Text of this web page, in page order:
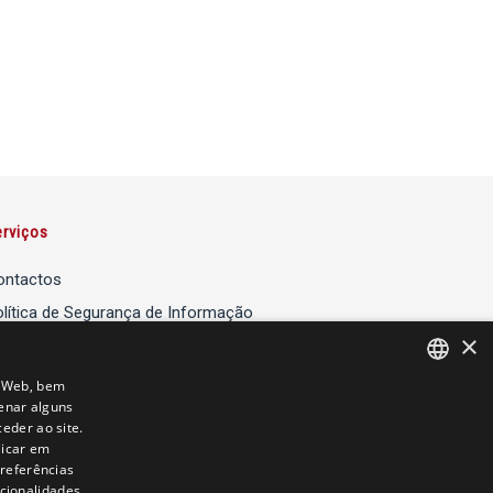
de Segurança de Informação
×
bem
alguns
ao site.
em